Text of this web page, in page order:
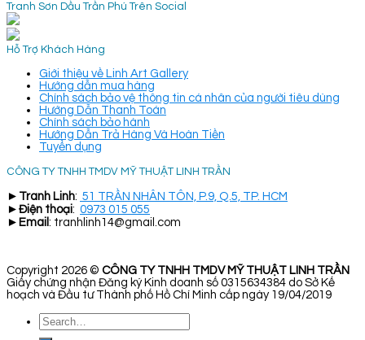
Tranh Sơn Dầu Trần Phú Trên Social
Hỗ Trợ Khách Hàng
Giới thiệu về Linh Art Gallery
Hướng dẫn mua hàng
Chính sách bảo vệ thông tin cá nhân của người tiêu dùng
Hướng Dẫn Thanh Toán
Chính sách bảo hành
Hướng Dẫn Trả Hàng Và Hoàn Tiền
Tuyển dụng
CÔNG TY TNHH TMDV MỸ THUẬT LINH TRẦN
► Tranh Linh: 51 TRẦN NHÂN TÔN, P.9, Q.5, TP. HCM
► Điện thoại: 0973 015 055
► Email : tranhlinh14@gmail.com
Copyright 2026 © CÔNG TY TNHH TMDV MỸ THUẬT LINH TRẦN
Giấy chứng nhận Đăng ký Kinh doanh số 0315634384 do Sở Kế
hoạch và Đầu tư Thành phố Hồ Chí Minh cấp ngày 19/04/2019
Search
for: